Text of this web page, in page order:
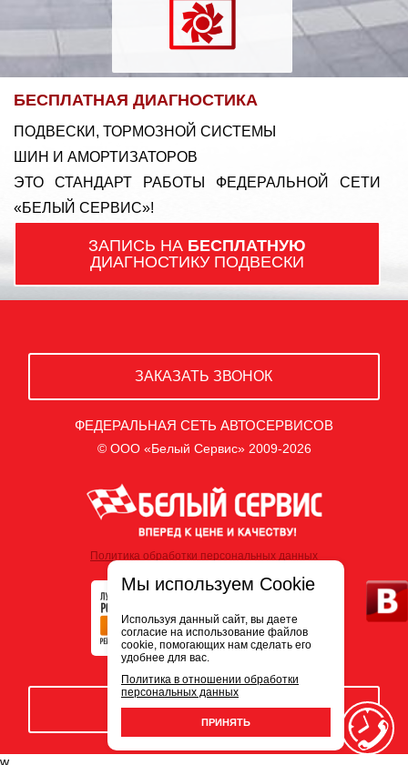
БЕСПЛАТНАЯ ДИАГНОСТИКА
ПОДВЕСКИ, ТОРМОЗНОЙ СИСТЕМЫ
ШИН И АМОРТИЗАТОРОВ
ЭТО СТАНДАРТ РАБОТЫ ФЕДЕРАЛЬНОЙ СЕТИ
«БЕЛЫЙ СЕРВИС»!
ЗАПИСЬ НА БЕСПЛАТНУЮ
ДИАГНОСТИКУ ПОДВЕСКИ
ЗАКАЗАТЬ ЗВОНОК
ФЕДЕРАЛЬНАЯ СЕТЬ АВТОСЕРВИСОВ
© ООО «Белый Сервис» 2009-2026
Политика обработки персональных данных
ЗАПИСЬ НА СЕРВИС
Мы используем Cookie
Используя данный сайт, вы даете
согласие на использование файлов
cookie, помогающих нам сделать его
удобнее для вас.
Политика в отношении обработки
персональных данных
ПРИНЯТЬ
w